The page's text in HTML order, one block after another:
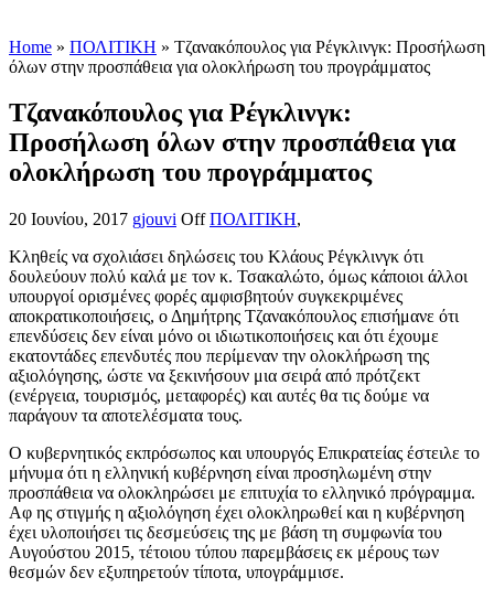
Home » ΠΟΛΙΤΙΚΗ » Τζανακόπουλος για Ρέγκλινγκ: Προσήλωση
όλων στην προσπάθεια για ολοκλήρωση του προγράμματος
Τζανακόπουλος για Ρέγκλινγκ:
Προσήλωση όλων στην προσπάθεια για
ολοκλήρωση του προγράμματος
20 Ιουνίου, 2017 gjouvi Off ΠΟΛΙΤΙΚΗ,
Κληθείς να σχολιάσει δηλώσεις του Κλάους Ρέγκλινγκ ότι
δουλεύουν πολύ καλά με τον κ. Τσακαλώτο, όμως κάποιοι άλλοι
υπουργοί ορισμένες φορές αμφισβητούν συγκεκριμένες
αποκρατικοποιήσεις, ο Δημήτρης Τζανακόπουλος επισήμανε ότι
επενδύσεις δεν είναι μόνο οι ιδιωτικοποιήσεις και ότι έχουμε
εκατοντάδες επενδυτές που περίμεναν την ολοκλήρωση της
αξιολόγησης, ώστε να ξεκινήσουν μια σειρά από πρότζεκτ
(ενέργεια, τουρισμός, μεταφορές) και αυτές θα τις δούμε να
παράγουν τα αποτελέσματα τους.
Ο κυβερνητικός εκπρόσωπος και υπουργός Επικρατείας έστειλε το
μήνυμα ότι η ελληνική κυβέρνηση είναι προσηλωμένη στην
προσπάθεια να ολοκληρώσει με επιτυχία το ελληνικό πρόγραμμα.
Αφ ης στιγμής η αξιολόγηση έχει ολοκληρωθεί και η κυβέρνηση
έχει υλοποιήσει τις δεσμεύσεις της με βάση τη συμφωνία του
Αυγούστου 2015, τέτοιου τύπου παρεμβάσεις εκ μέρους των
θεσμών δεν εξυπηρετούν τίποτα, υπογράμμισε.